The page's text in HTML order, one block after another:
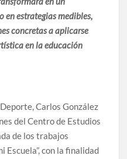
Montemayor”
de julio
en estrategias medibles,
concretas a aplicarse
en la educación
Carlos González
del Centro de Estudios
de los trabajos
Escuela”, con la finalidad